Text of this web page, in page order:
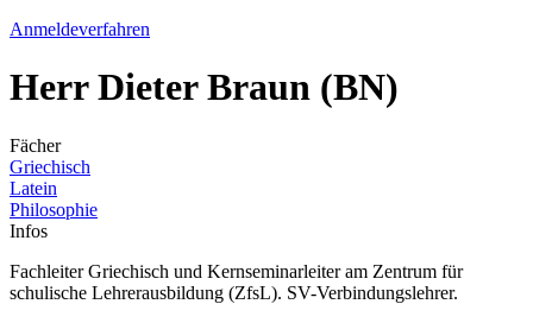
Anmeldeverfahren
Herr Dieter Braun (BN)
Fächer
Griechisch
Latein
Philosophie
Infos
Fachleiter Griechisch und Kernseminarleiter am Zentrum für
schulische Lehrerausbildung (ZfsL). SV-Verbindungslehrer.